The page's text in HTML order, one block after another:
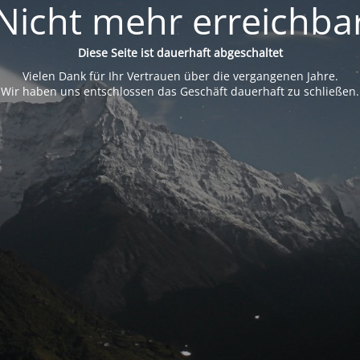
mehr
Diese Seite ist dauerhaft abgeschaltet
Vielen Dank für Ihr Vertrauen über die vergangenen Jahre.
Wir haben uns entschlossen das Geschäft dauerhaft zu schließen.